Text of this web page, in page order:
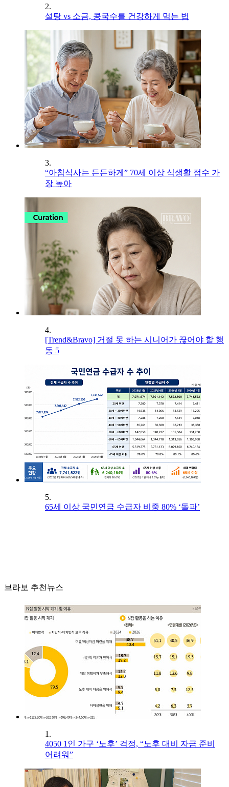
2.
설탕 vs 소금, 콩국수를 건강하게 먹는 법
3.
“아침식사는 든든하게” 70세 이상 식생활 점수 가
장 높아
4.
[Trend&Bravo] 거절 못 하는 시니어가 끊어야 할 행
동 5
5.
65세 이상 국민연금 수급자 비중 80% ‘돌파’
브라보 추천뉴스
1.
4050 1인 가구 ‘노후’ 걱정, “노후 대비 자금 준비
어려워”